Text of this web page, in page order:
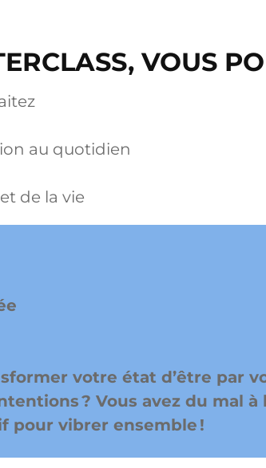
VOUS
au quotidien
de la vie
votre état d’être par
? Vous avez du mal à
pour vibrer ensemble !